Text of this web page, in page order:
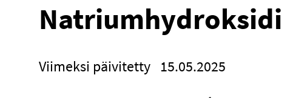
Natriumhydroksidi
Viimeksi päivitetty 15.05.2025